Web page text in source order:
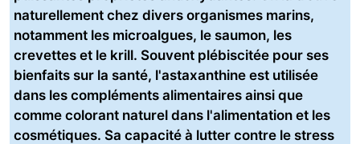
naturellement chez divers organismes marins,
notamment les microalgues, le saumon, les
crevettes et le krill. Souvent plébiscitée pour ses
bienfaits sur la santé, l'astaxanthine est utilisée
dans les compléments alimentaires ainsi que
comme colorant naturel dans l'alimentation et les
cosmétiques. Sa capacité à lutter contre le stress